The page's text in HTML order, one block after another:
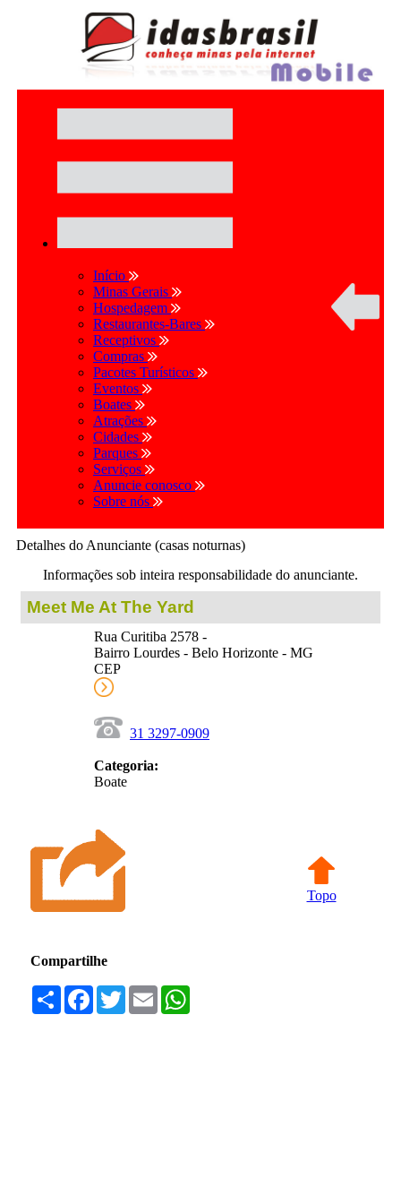
Início
Minas Gerais
Hospedagem
Restaurantes-Bares
Receptivos
Compras
Pacotes Turísticos
Eventos
Boates
Atrações
Cidades
Parques
Serviços
Anuncie conosco
Sobre nós
Detalhes do Anunciante (casas noturnas)
Informações sob inteira responsabilidade do anunciante.
Meet Me At The Yard
Rua Curitiba 2578 -
Bairro Lourdes - Belo Horizonte - MG
CEP
31 3297-0909
Categoria:
Boate
Topo
Compartilhe
Compartilhar
Facebook
TwitterEmail